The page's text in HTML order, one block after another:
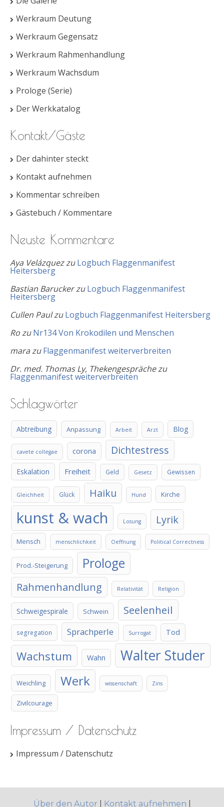
Werkraum Deutung
Werkraum Gegensatz
Werkraum Rahmenhandlung
Werkraum Wachsdum
Prologe (Serie)
Der Werkkatalog
Kontakt/Gäste
Der dahinter steckt
Kontakt aufnehmen
Kommentar schreiben
Gästebuch / Kommentare
Neuste Kommentare
Aya VelázquezzuLogbuch Flaggenmanifest
Heitersberg
Bastian BaruckerzuLogbuch Flaggenmanifest
Heitersberg
Cullen PaulzuLogbuch Flaggenmanifest Heitersberg
RozuNr134 Von Krokodilen und Menschen
marazuFlaggenmanifest weiterverbreiten
Dr. med. Thomas Ly, Thekengesprächezu
Flaggenmanifest weiterverbreiten
Schlagwörter
Abtreibung Anpassung Arbeit Arzt Blog
cavete collegae corona Dichtestress
Eskalation Freiheit Geld Gesetz Gewissen
Gleichheit Glück Haiku Hund Kirche
kunst & wach Losung Lyrik
Mensch menschlichkeit Oeffnung Political Correctness
Prod.-Steigerung Prologe
Rahmenhandlung Relativität Religion
Schweigespirale Schwein Seelenheil
segregation Sprachperle Surrogat Tod
Wachstum Wahn Walter Studer
Weichling Werk wissenschaft Zins
Zivilcourage
Impressum / Datenschutz
Impressum / Datenschutz
Über den Autor Kontakt aufnehmen